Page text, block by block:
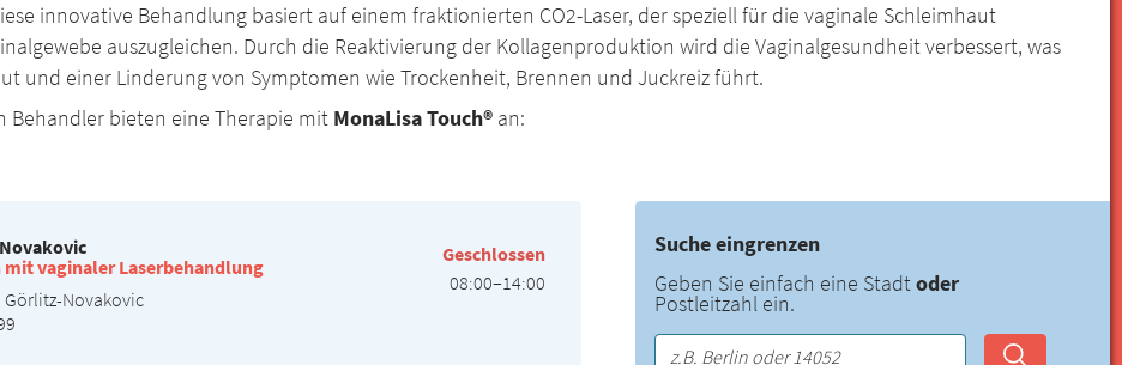
innovative Behandlung basiert auf einem fraktionierten CO2-Laser, der speziell für die vaginale Schleimhaut
auszugleichen. Durch die Reaktivierung der Kollagenproduktion wird die Vaginalgesundheit verbessert, was
und einer Linderung von Symptomen wie Trockenheit, Brennen und Juckreiz führt.
Behandler bieten eine Therapie mit MonaLisa Touch® an:
Suche eingrenzen
Geben Sie einfach eine Stadtoder
Postleitzahl ein.
mit vaginaler Laserbehandlung
Görlitz-Novakovic
Geschlossen
08:00–14:00